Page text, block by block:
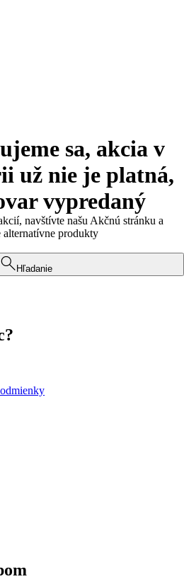
sa, akcia v
už nie je platná,
vypredaný
navštívte našu Akčnú stránku a
produkty
Hľadanie